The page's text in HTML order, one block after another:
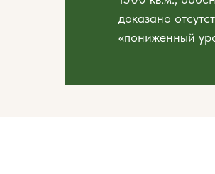
доказано
«пониженный